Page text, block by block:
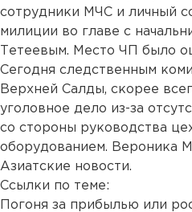
сотрудники МЧС и личный
милиции во главе с
Тетеевым. Место ЧП было
Сегодня следственным
Верхней Салды, скорее
уголовное дело из-за
со стороны руководства
оборудованием. Вероника
Азиатские новости.
Ссылки по теме:
Погоня за прибылью или